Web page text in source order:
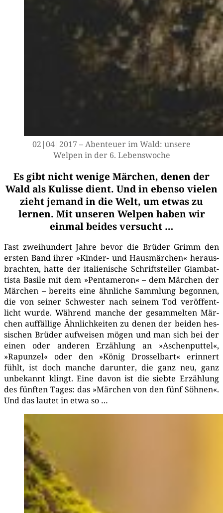
02|04|2017 – Aben­teu­er im Wald: unse­re
Wel­pen in der 6. Lebenswoche
Es gibt nicht wenige Märchen, denen der
Wald als Kulisse dient. Und in ebenso vielen
zieht jemand in die Welt, um etwas zu
lernen. Mit unseren Welpen haben wir
einmal beides versucht …
Fast zwei­hun­dert Jah­re bevor die Brü­der Grimm den
ers­ten Band ihrer »Kin­der- und Haus­mär­chen« her­aus­
brach­ten, hat­te der ita­lie­ni­sche Schrift­stel­ler Giam­bat­
tis­ta Basi­le mit dem »Pen­t­ame­ron« – dem Mär­chen der
Mär­chen – bereits eine ähn­li­che Samm­lung begon­nen,
die von sei­ner Schwes­ter nach sei­nem Tod ver­öf­fent­
licht wur­de. Wäh­rend man­che der gesam­mel­ten Mär­
chen auf­fäl­li­ge Ähn­lich­kei­ten zu denen der bei­den hes­
si­schen Brü­der auf­wei­sen mögen und man sich bei der
einen oder ande­ren Erzäh­lung an »Aschen­put­tel«,
»Rapun­zel« oder den »König Dros­sel­bart« erin­nert
fühlt, ist doch man­che dar­un­ter, die ganz neu, ganz
unbe­kannt klingt. Eine davon ist die sieb­te Erzäh­lung
des fünf­ten Tages: das »Mär­chen von den fünf Söh­nen«.
Und das lau­tet in etwa so …